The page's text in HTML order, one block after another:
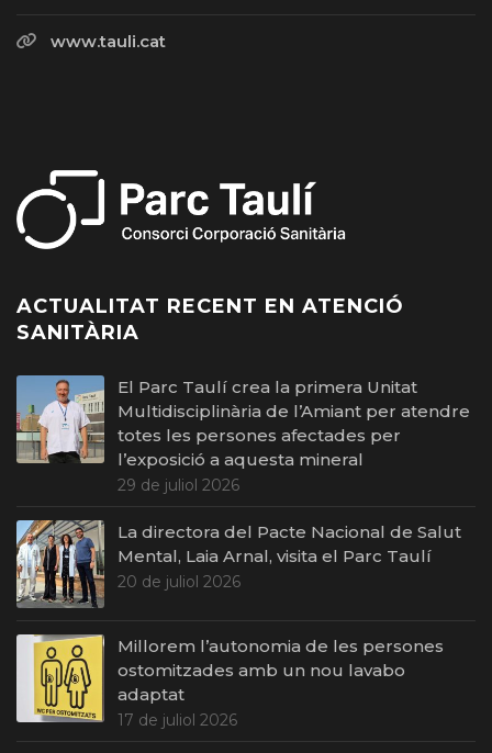
www.tauli.cat
ACTUALITAT RECENT EN ATENCIÓ
SANITÀRIA
El Parc Taulí crea la primera Unitat
Multidisciplinària de l’Amiant per atendre
totes les persones afectades per
l’exposició a aquesta mineral
29 de juliol 2026
La directora del Pacte Nacional de Salut
Mental, Laia Arnal, visita el Parc Taulí
20 de juliol 2026
Millorem l’autonomia de les persones
ostomitzades amb un nou lavabo
adaptat
17 de juliol 2026